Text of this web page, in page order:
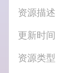
资源描述
更新时间
资源类型